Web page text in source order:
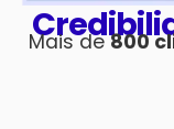
Mais de800